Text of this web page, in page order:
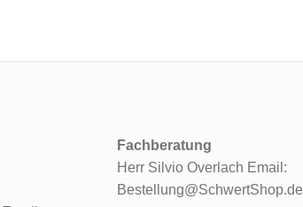
Fachberatung
Herr Silvio Overlach Email:
Bestellung@SchwertShop.de